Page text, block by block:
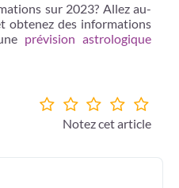
sur 2023? Allez au-
obtenez des informations
prévision astrologique
Notez cet article